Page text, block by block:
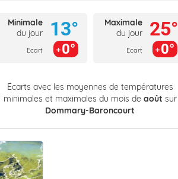
Minimale
du jour
Ecart
13°
0°
Maximale
du jour
Ecart
25°
0°
Écarts avec les moyennes de températures
minimales et maximales du mois de août sur
Dommary-Baroncourt